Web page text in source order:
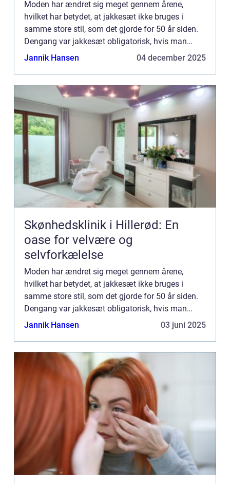
Moden har ændret sig meget gennem årene,
hvilket har betydet, at jakkesæt ikke bruges i
samme store stil, som det gjorde for 50 år siden.
Dengang var jakkesæt obligatorisk, hvis man
ønskede en højere stilli...
Jannik Hansen 04 december 2025
Skønhedsklinik i Hillerød: En
oase for velvære og
selvforkælelse
Moden har ændret sig meget gennem årene,
hvilket har betydet, at jakkesæt ikke bruges i
samme store stil, som det gjorde for 50 år siden.
Dengang var jakkesæt obligatorisk, hvis man
ønskede en højere stilli...
Jannik Hansen 03 juni 2025